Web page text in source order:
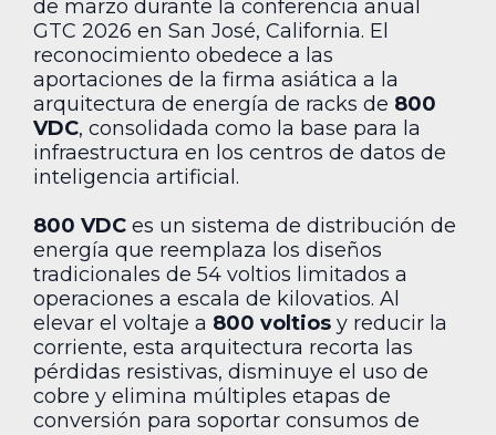
de marzo durante la conferencia anual
GTC 2026 en San José, California. El
reconocimiento obedece a las
aportaciones de la firma asiática a la
arquitectura de energía de racks de 800
VDC, consolidada como la base para la
infraestructura en los centros de datos de
inteligencia artificial.
800 VDC es un sistema de distribución de
energía que reemplaza los diseños
tradicionales de 54 voltios limitados a
operaciones a escala de kilovatios. Al
elevar el voltaje a 800 voltios y reducir la
corriente, esta arquitectura recorta las
pérdidas resistivas, disminuye el uso de
cobre y elimina múltiples etapas de
conversión para soportar consumos de